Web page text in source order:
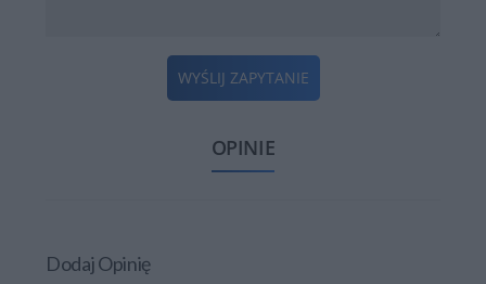
WYŚLIJ ZAPYTANIE
OPINIE
Dodaj Opinię